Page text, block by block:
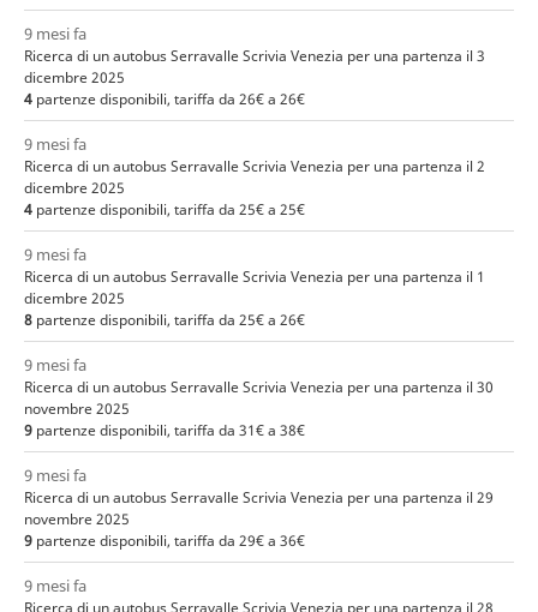
9 mesi fa
Ricerca di un autobus Serravalle Scrivia Venezia per una partenza il 3
dicembre 2025
4 partenze disponibili, tariffa da 26€ a 26€
9 mesi fa
Ricerca di un autobus Serravalle Scrivia Venezia per una partenza il 2
dicembre 2025
4 partenze disponibili, tariffa da 25€ a 25€
9 mesi fa
Ricerca di un autobus Serravalle Scrivia Venezia per una partenza il 1
dicembre 2025
8 partenze disponibili, tariffa da 25€ a 26€
9 mesi fa
Ricerca di un autobus Serravalle Scrivia Venezia per una partenza il 30
novembre 2025
9 partenze disponibili, tariffa da 31€ a 38€
9 mesi fa
Ricerca di un autobus Serravalle Scrivia Venezia per una partenza il 29
novembre 2025
9 partenze disponibili, tariffa da 29€ a 36€
9 mesi fa
Ricerca di un autobus Serravalle Scrivia Venezia per una partenza il 28